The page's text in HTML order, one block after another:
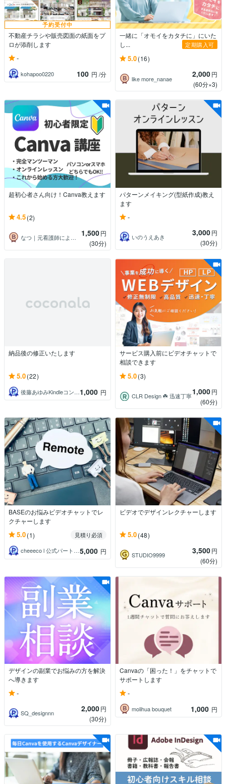
予約受付中
不動産チラシや販売図面の紙面をプ
ロが添削します
-
kohapoo0220 100 円 /分
一緒に「オモイをカタチに」にいた
し...
定期購入可
5.0(16)
like more_nanae 2,000円
(60分×3)
超初心者さん向け！Canva教えます
4.5(2)
なつ｜元看護師によるパソコン講座 1,500円
(30分)
パターンメイキング(型紙作成)教え
ます
-
いのうえあき 3,000円
(30分)
納品後の修正いたします
5.0(22)
後藤あゆみKindleコンサル＆デザイン 1,000 円
サービス購入前にビデオチャットで
相談できます
5.0(3)
CLR Design ☘️ 迅速丁寧1,000円
(60分)
BASEのお悩みビデオチャットでレ
クチャーします
5.0(1)
見積り必須
cheeeco l 公式パートナー5,000 円
ビデオでデザインレクチャーします
5.0(48)
STUDIO9999 3,500円
(60分)
デザインの副業でお悩みの方を解決
へ導きます
-
SQ_designnn 2,000円
(30分)
Canvaの「困った！」をチャットで
サポートします
-
molihua bouquet 1,000 円